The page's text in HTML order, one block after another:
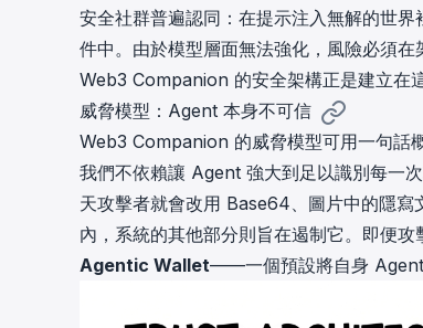
安全社群普遍認同：在提示注入無解的世
件中。由於模型層面無法強化，風險必須在
Web3 Companion 的安全架構正是建立在
威脅模型：Agent 本身不可信
Web3 Companion 的威脅模型可用一句話
我們不依賴讓 Agent 強大到足以識別每一
天攻擊者就會改用 Base64、圖片中的隱
內，系統的其他部分則旨在遏制它。即便
Agentic Wallet——一個預設將自身 Agent